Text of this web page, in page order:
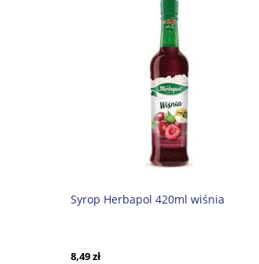
Syrop Herbapol 420ml wiśnia
8,49 zł